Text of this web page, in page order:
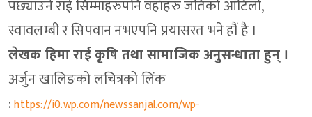
पछ्याउने राई सिम्माहरुपनि वहाँहरु जतिको आँटिलो,
स्वावलम्बी र सिपवान नभएपनि प्रयासरत भने हौं है ।
लेखक हिमा राई कृषि तथा सामाजिक अनुसन्धाता हुन् ।
अर्जुन खालिङको लचित्रको लिंक
:https://i0.wp.com/newssanjal.com/wp-